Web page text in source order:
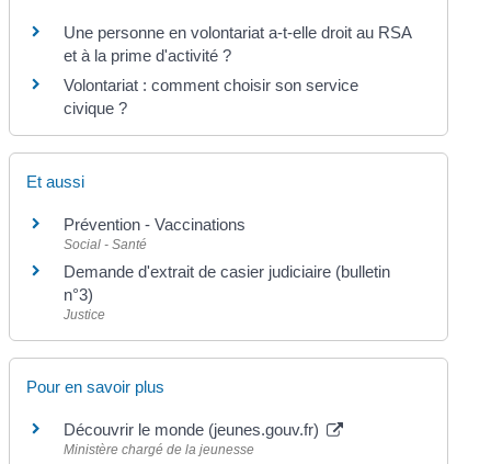
Une personne en volontariat a-t-elle droit au RSA
et à la prime d'activité ?
Volontariat : comment choisir son service
civique ?
Et aussi
Prévention - Vaccinations
Social - Santé
Demande d'extrait de casier judiciaire (bulletin
n°3)
Justice
Pour en savoir plus
Découvrir le monde (jeunes.gouv.fr)
Ministère chargé de la jeunesse